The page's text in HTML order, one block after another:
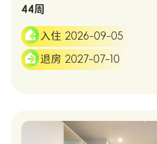
44周
入住 2026-09-05
退房 2027-07-10